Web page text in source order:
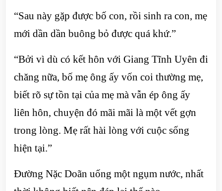
“Sau này gặp được bố con, rồi sinh ra con, mẹ
mới dần dần buông bỏ được quá khứ.”
“Bởi vì dù có kết hôn với Giang Tĩnh Uyên đi
chăng nữa, bố mẹ ông ấy vốn coi thường mẹ,
biết rõ sự tồn tại của mẹ mà vẫn ép ông ấy
liên hôn, chuyện đó mãi mãi là một vết gợn
trong lòng. Mẹ rất hài lòng với cuộc sống
hiện tại.”
Đường Nặc Doãn uống một ngụm nước, nhất